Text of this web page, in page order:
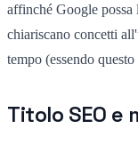
affinché Google
chiariscano concetti
tempo (essendo
Titolo SEO